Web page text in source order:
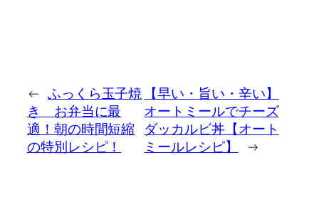
← ふっくら玉子焼
き お弁当に最
適！朝の時間短縮
の特別レシピ！
【早い・旨い・辛い】
オートミールでチーズ
ダッカルビ丼【オート
ミールレシピ】
→